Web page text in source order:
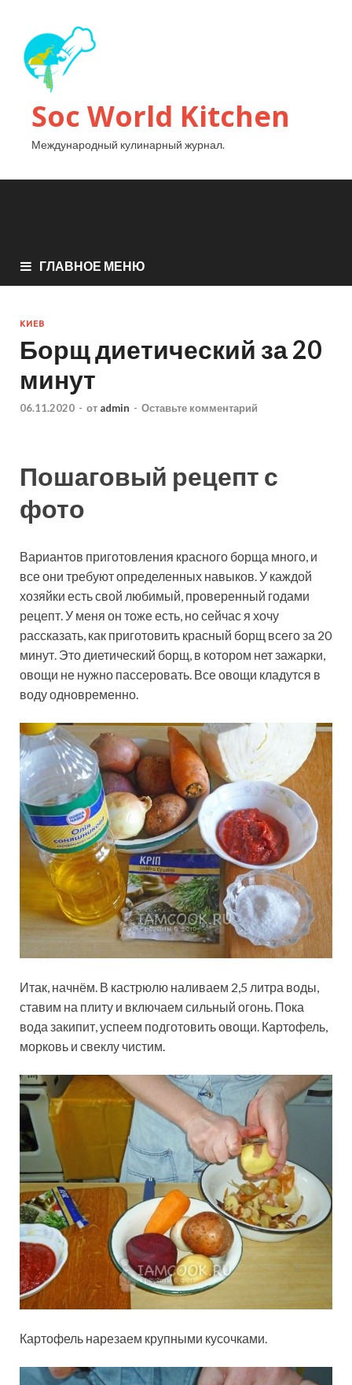
Soc World Kitchen
Международный кулинарный журнал.
ГЛАВНОЕ МЕНЮ
КИЕВ
Борщ диетический за 20
минут
06.11.2020 - от admin - Оставьте комментарий
Пошаговый рецепт с
фото
Вариантов приготовления красного борща много, и
все они требуют определенных навыков. У каждой
хозяйки есть свой любимый, проверенный годами
рецепт. У меня он тоже есть, но сейчас я хочу
рассказать, как приготовить красный борщ всего за 20
минут. Это диетический борщ, в котором нет зажарки,
овощи не нужно пассеровать. Все овощи кладутся в
воду одновременно.
Итак, начнём. В кастрюлю наливаем 2,5 литра воды,
ставим на плиту и включаем сильный огонь. Пока
вода закипит, успеем подготовить овощи. Картофель,
морковь и свеклу чистим.
Картофель нарезаем крупными кусочками.